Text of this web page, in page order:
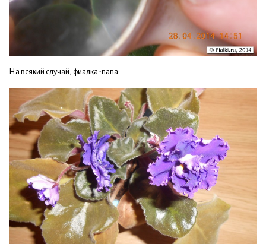
На всякий случай, фиалка-папа: